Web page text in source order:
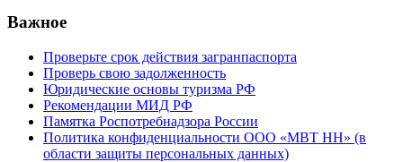
Важное
Проверьте срок действия загранпаспорта
Проверь свою задолженность
Юридические основы туризма РФ
Рекомендации МИД РФ
Памятка Роспотребнадзора России
Политика конфиденциальности ООО «МВТ НН» (в
области защиты персональных данных)